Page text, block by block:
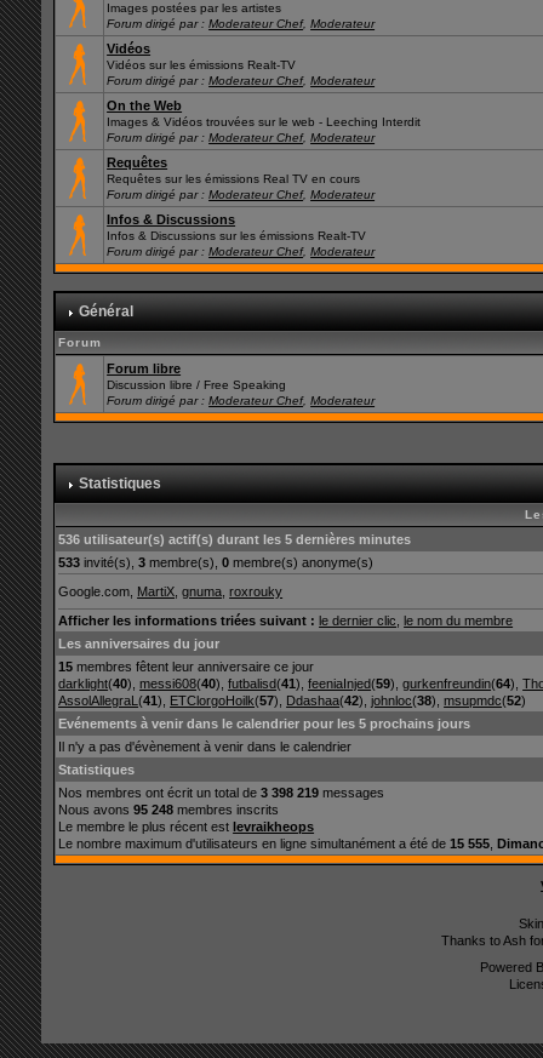
Images postées par les artistes
Forum dirigé par :Moderateur Chef,Moderateur
Vidéos
Vidéos sur les émissions Realt-TV
Forum dirigé par :Moderateur Chef,Moderateur
On the Web
Images & Vidéos trouvées sur le web - Leeching Interdit
Forum dirigé par :Moderateur Chef,Moderateur
Requêtes
Requêtes sur les émissions Real TV en cours
Forum dirigé par :Moderateur Chef,Moderateur
Infos & Discussions
Infos & Discussions sur les émissions Realt-TV
Forum dirigé par :Moderateur Chef,Moderateur
Général
Forum
Forum libre
Discussion libre / Free Speaking
Forum dirigé par :Moderateur Chef,Moderateur
Statistiques
536 utilisateur(s) actif(s) durant les 5 dernières minutes
533 invité(s),3 membre(s),0 membre(s) anonyme(s)
Google.com, MartiX ,gnuma ,roxrouky
Afficher les informations triées suivant : le dernier clic ,le nom du membre
Les anniversaires du jour
15 membres fêtent leur anniversaire ce jour
darklight(40),messi608(40),futbalisd(41),feeniaInjed(59),gurkenfreundin(64),
AssolAllegraL(41), ETClorgoHoilk(57), Ddashaa(42),johnloc(38),msupmdc(52)
Evénements à venir dans le calendrier pour les 5 prochains jours
Il n'y a pas d'évènement à venir dans le calendrier
Statistiques
Nos membres ont écrit un total de3 398 219 messages
Nous avons95 248 membres inscrits
Le membre le plus récent estlevraikheops
Le nombre maximum d'utilisateurs en ligne simultanément a été de15 555 ,
Thanks to Ash
Powered